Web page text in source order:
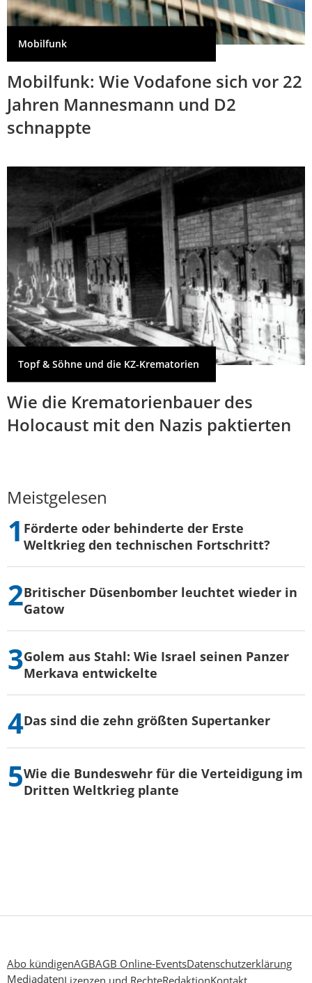
Mobilfunk
Mobilfunk: Wie Vodafone sich vor 22
Jahren Mannesmann und D2
schnappte
Topf & Söhne und die KZ-Krematorien
Wie die Krematorienbauer des
Holocaust mit den Nazis paktierten
Meistgelesen
Förderte oder behinderte der Erste
Weltkrieg den technischen Fortschritt?
Britischer Düsenbomber leuchtet wieder in
Gatow
Golem aus Stahl: Wie Israel seinen Panzer
Merkava entwickelte
Das sind die zehn größten Supertanker
Wie die Bundeswehr für die Verteidigung im
Dritten Weltkrieg plante
Abo kündigenAGBAGB Online-EventsDatenschutzerklärung
MediadatenLizenzen und RechteRedaktionKontakt